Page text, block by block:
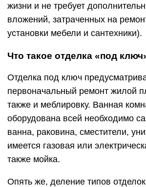
жизни и не требует
вложений, затраченных на
установки мебели и сантехники).
Что такое отделка «под
Отделка под ключ
первоначальный ремонт жилой
также и меблировку. Ванная
оборудована всей необходимо
ванна, раковина, сместители,
имеется газовая или
также мойка.
Опять же, деление типов